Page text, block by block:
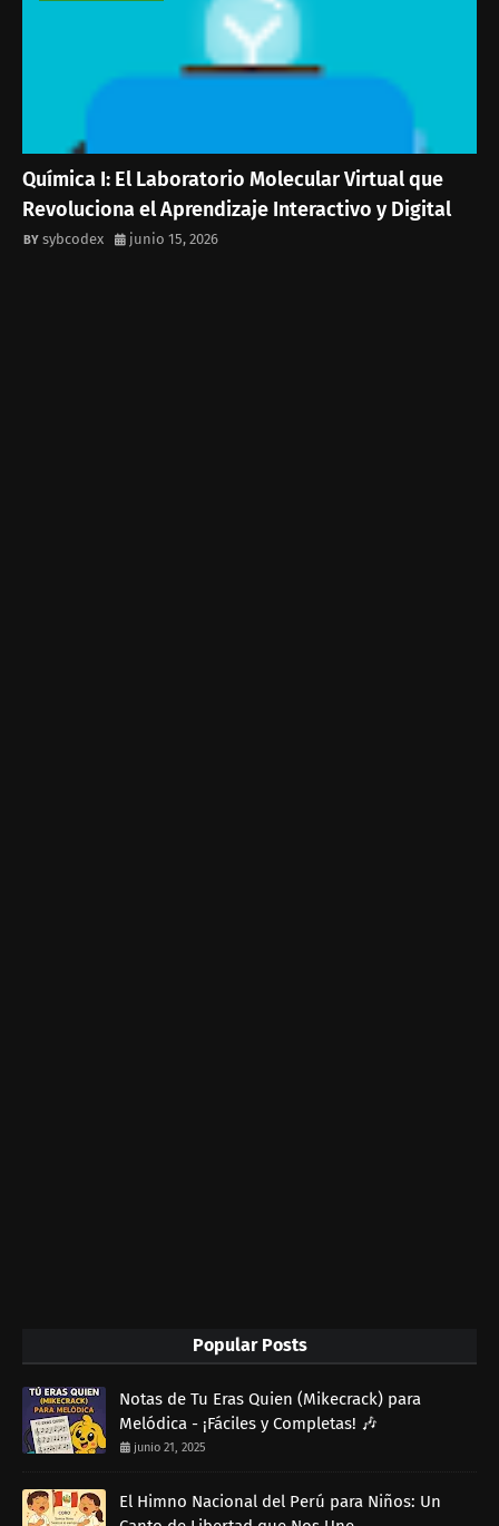
Química I: El Laboratorio Molecular Virtual que
Revoluciona el Aprendizaje Interactivo y Digital
sybcodex junio 15, 2026
Popular Posts
Notas de Tu Eras Quien (Mikecrack) para
Melódica - ¡Fáciles y Completas! 🎶
junio 21, 2025
El Himno Nacional del Perú para Niños: Un